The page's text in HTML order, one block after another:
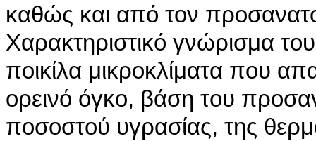
καθώς και από τον
Χαρακτηριστικό γνώρισμα του
ποικίλα μικροκλίματα που
ορεινό όγκο, βάση του
ποσοστού υγρασίας, της